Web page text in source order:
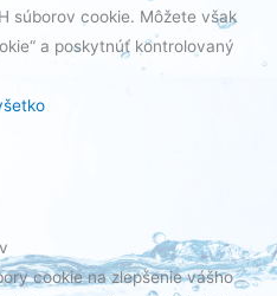
súborov cookie. Môžete však
a poskytnúť kontrolovaný
cookie na zlepšenie vášho